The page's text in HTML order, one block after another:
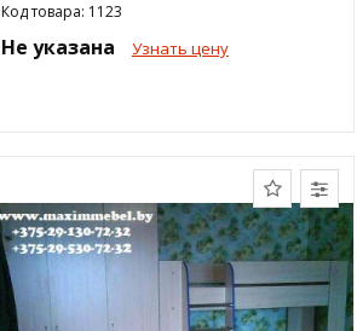
Код товара: 1123
Не указана Узнать цену